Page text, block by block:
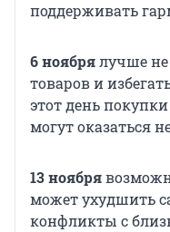
поддерживать
6 ноябрялучше
товаров и
этот день
могут оказаться
13 ноября
может ухудшить
конфликты с